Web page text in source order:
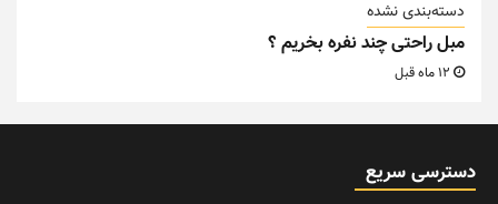
دسته‌بندی نشده
مبل راحتی چند نفره بخریم ؟
دسترسی سریع